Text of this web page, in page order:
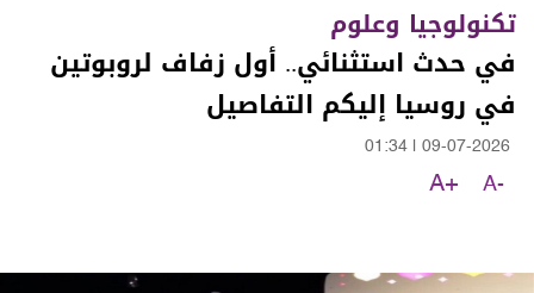
تكنولوجيا وعلوم
في حدث استثنائي.. أول زفاف لروبوتين
في روسيا إليكم التفاصيل
09-07-2026
01:34
A-
A+